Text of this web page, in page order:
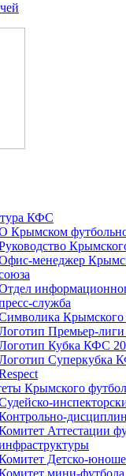
КФС
Крымском
менеджер
служба
Крымского
Премьер-
Кубка КФС
Суперкубка
Крымского
Аттестации
Детско-
мини-